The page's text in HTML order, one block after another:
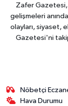
Zafer
gelişmeleri
olayları, siyaset,
Gazetesi'ni
Nöbetçi
Hava Durumu